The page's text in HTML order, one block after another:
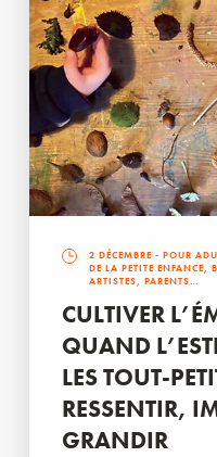
2 DÉCEMBRE - POUR
DE LA PETITE ENFANCE,
ARTISTES, PARENTS…
CULTIVER
QUAND
LES TOUT-
RESSENTIR,
GRANDIR